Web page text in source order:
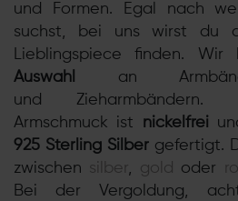
und Formen. Egal nach
suchst, bei uns wirst du
Lieblingspiece finden. Wir
Auswahl
an
und Zieharmbändern.
Armschmuck ist nickelfrei
925 Sterling Silber gefertigt.
zwischen silber , gold oder
Bei der Vergoldung,